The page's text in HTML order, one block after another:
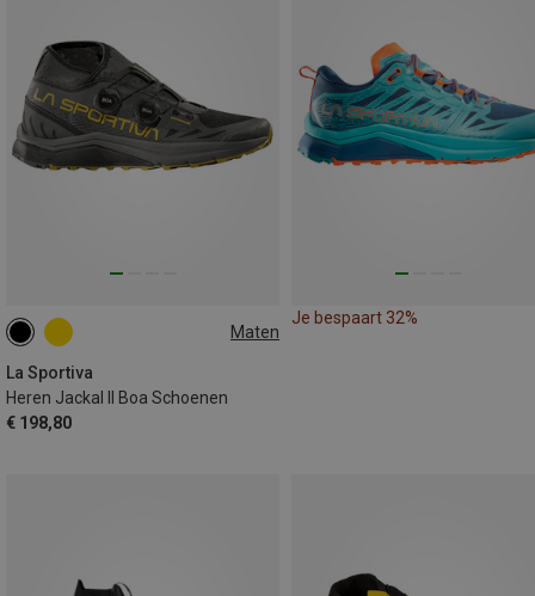
Maten
La Sportiva
Heren Jackal II Boa Schoenen
€ 198,80
Je bespaart 32%